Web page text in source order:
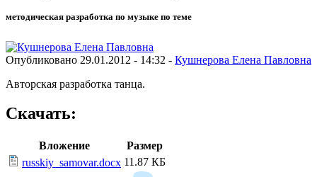
методическая разработка по музыке по теме
Опубликовано 29.01.2012 - 14:32 - Кушнерова Елена Павловна
Авторская разработка танца.
Скачать:
Вложение
Размер
russkiy_samovar.docx 11.87 КБ